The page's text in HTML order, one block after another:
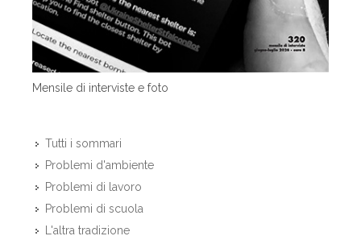
Mensile di interviste e foto
Tutti i sommari
Problemi d'ambiente
Problemi di lavoro
Problemi di scuola
L'altra tradizione